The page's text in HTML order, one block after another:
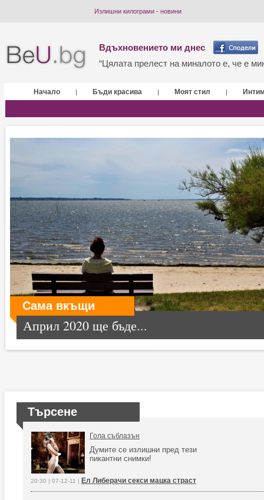
Излишни килограми - новини
Вдъхновението ми днес
“Цялата прелест на миналото е, че е
Начало | Бъди красива | Моят стил |
Сама вкъщи
Април 2020 ще бъде...
Търсене
Гола съблазън
Думите се излишни пред тези
пикантни снимки!
20:30 | 07-12-11 | Ел Либерачи секси мацка страст